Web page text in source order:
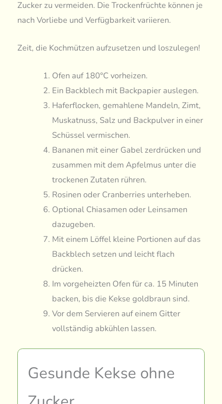
Zucker zu vermeiden. Die Trockenfrüchte können je
nach Vorliebe und Verfügbarkeit variieren.
Zeit, die Kochmützen aufzusetzen und loszulegen!
Ofen auf 180°C vorheizen.
Ein Backblech mit Backpapier auslegen.
Haferflocken, gemahlene Mandeln, Zimt,
Muskatnuss, Salz und Backpulver in einer
Schüssel vermischen.
Bananen mit einer Gabel zerdrücken und
zusammen mit dem Apfelmus unter die
trockenen Zutaten rühren.
Rosinen oder Cranberries unterheben.
Optional Chiasamen oder Leinsamen
dazugeben.
Mit einem Löffel kleine Portionen auf das
Backblech setzen und leicht flach
drücken.
Im vorgeheizten Ofen für ca. 15 Minuten
backen, bis die Kekse goldbraun sind.
Vor dem Servieren auf einem Gitter
vollständig abkühlen lassen.
Gesunde Kekse ohne